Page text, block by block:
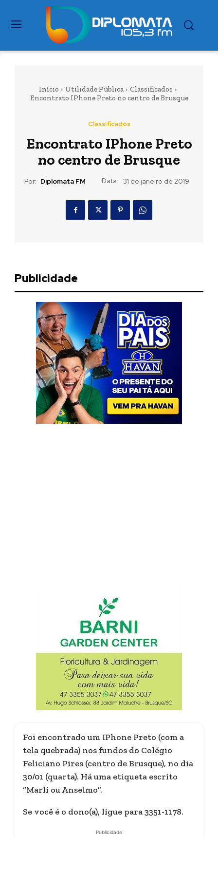
Início Utilidade Pública
Classificados
Encontrato IPhone Preto no centro de Brusque
Classificados
Encontrato IPhone Preto
no centro de Brusque
Por: Diplomata FM Data: 31 de janeiro de 2019
Publicidade
Foi encontrado um IPhone Preto (com a
tela quebrada) nos fundos do Colégio
Feliciano Pires (centro de Brusque), no dia
30/01 (quarta). Há uma etiqueta escrito
“Marli ou Anselmo”.
Se você é o dono(a), ligue para 3351-1178.
Publicidade